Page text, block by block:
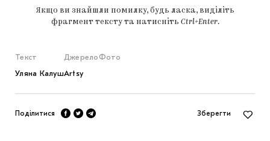
Якщо ви знайшли помилку, будь ласка, виділіть
фрагмент тексту та натисніть Ctrl+Enter.
Текст
Уляна Калуш
Джерело
Artsy
Фото
Поділитися Зберегти